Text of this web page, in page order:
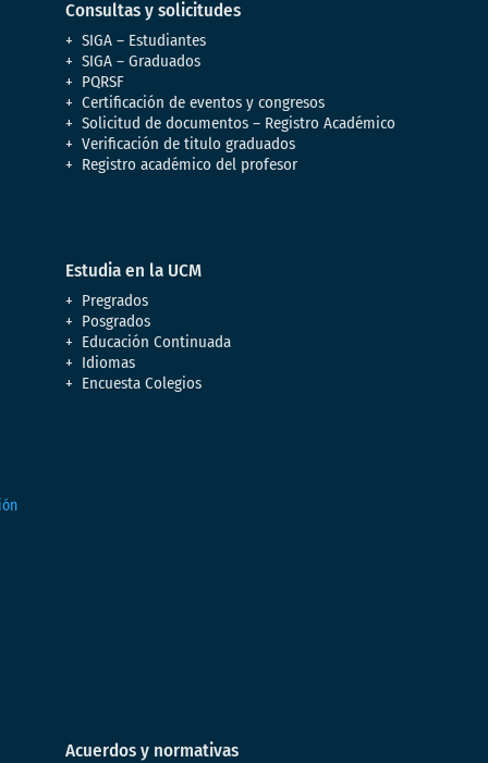
Consultas y solicitudes
SIGA – Estudiantes
SIGA – Graduados
PQRSF
Certificación de eventos y congresos
Solicitud de documentos – Registro Académico
Verificación de titulo graduados
Registro académico del profesor
Estudia en la UCM
Pregrados
Posgrados
Educación Continuada
Idiomas
Encuesta Colegios
Acuerdos y normativas